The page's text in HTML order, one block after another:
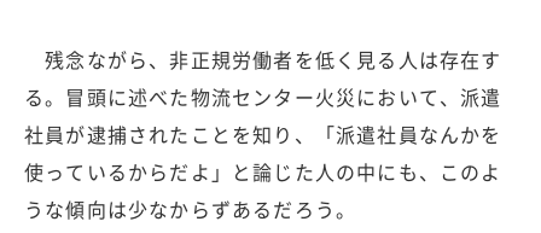
残念ながら、非正規労働者を低く見る人は存在す
る。冒頭に述べた物流センター火災において、派遣
社員が逮捕されたことを知り、「派遣社員なんかを
使っているからだよ」と論じた人の中にも、このよ
うな傾向は少なからずあるだろう。